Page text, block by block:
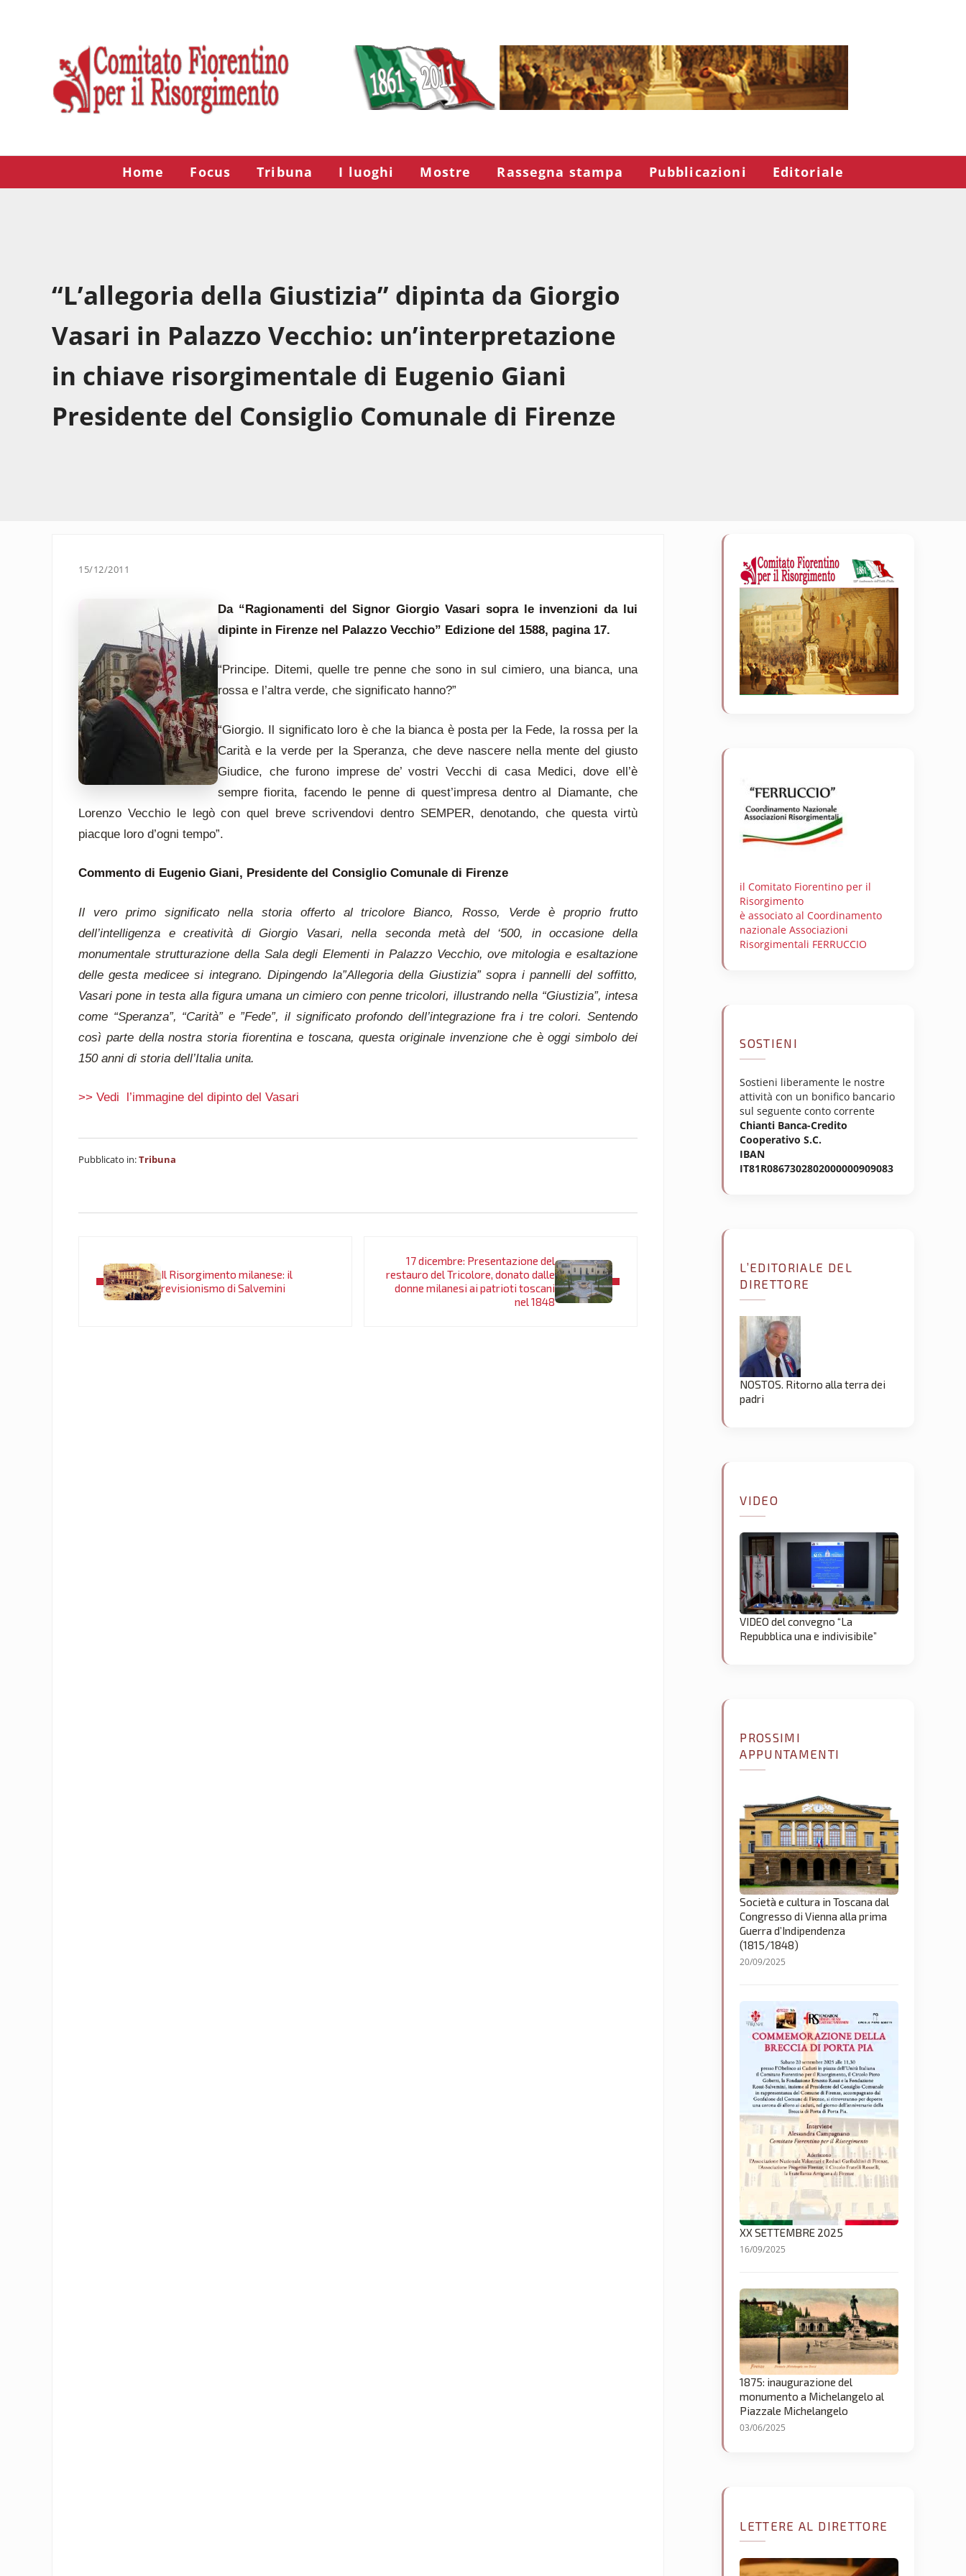
Home Focus Tribuna I luoghi Mostre Rassegna stampa Pubblicazioni Editoriale
“L’allegoria della Giustizia” dipinta da Giorgio
Vasari in Palazzo Vecchio: un’interpretazione
in chiave risorgimentale di Eugenio Giani
Presidente del Consiglio Comunale di Firenze
15/12/2011
Da “Ragionamenti del Signor Giorgio Vasari sopra le invenzioni da lui
dipinte in Firenze nel Palazzo Vecchio” Edizione del 1588, pagina 17.
“Principe. Ditemi, quelle tre penne che sono in sul cimiero, una bianca, una
rossa e l’altra verde, che significato hanno?”
“Giorgio. Il significato loro è che la bianca è posta per la Fede, la rossa per la
Carità e la verde per la Speranza, che deve nascere nella mente del giusto
Giudice, che furono imprese de’ vostri Vecchi di casa Medici, dove ell’è
sempre fiorita, facendo le penne di quest’impresa dentro al Diamante, che
Lorenzo Vecchio le legò con quel breve scrivendovi dentro SEMPER, denotando, che questa virtù
piacque loro d’ogni tempo”.
Commento di Eugenio Giani, Presidente del Consiglio Comunale di Firenze
Il vero primo significato nella storia offerto al tricolore Bianco, Rosso, Verde è proprio frutto
dell’intelligenza e creatività di Giorgio Vasari, nella seconda metà del ‘500, in occasione della
monumentale strutturazione della Sala degli Elementi in Palazzo Vecchio, ove mitologia e esaltazione
delle gesta medicee si integrano. Dipingendo la”Allegoria della Giustizia” sopra i pannelli del soffitto,
Vasari pone in testa alla figura umana un cimiero con penne tricolori, illustrando nella “Giustizia”, intesa
come “Speranza”, “Carità” e ”Fede”, il significato profondo dell’integrazione fra i tre colori. Sentendo
così parte della nostra storia fiorentina e toscana, questa originale invenzione che è oggi simbolo dei
150 anni di storia dell’Italia unita.
>> Vedi l’immagine del dipinto del Vasari
Pubblicato in:Tribuna
Il Risorgimento milanese: il
revisionismo di Salvemini
17 dicembre: Presentazione del
restauro del Tricolore, donato dalle
donne milanesi ai patrioti toscani
nel 1848
Sidebar
il Comitato Fiorentino per il
Risorgimento
è associato al Coordinamento
nazionale Associazioni
Risorgimentali FERRUCCIO
SOSTIENI
Sostieni liberamente le nostre
attività con un bonifico bancario
sul seguente conto corrente
Chianti Banca-Credito
Cooperativo S.C.
IBAN
IT81R0867302802000000909083
L’EDITORIALE DEL
DIRETTORE
NOSTOS. Ritorno alla terra dei
padri
VIDEO
VIDEO del convegno “La
Repubblica una e indivisibile”
PROSSIMI
APPUNTAMENTI
Società e cultura in Toscana dal
Congresso di Vienna alla prima
Guerra d’Indipendenza
(1815/1848)
20/09/2025
XX SETTEMBRE 2025
16/09/2025
1875: inaugurazione del
monumento a Michelangelo al
Piazzale Michelangelo
03/06/2025
LETTERE AL DIRETTORE